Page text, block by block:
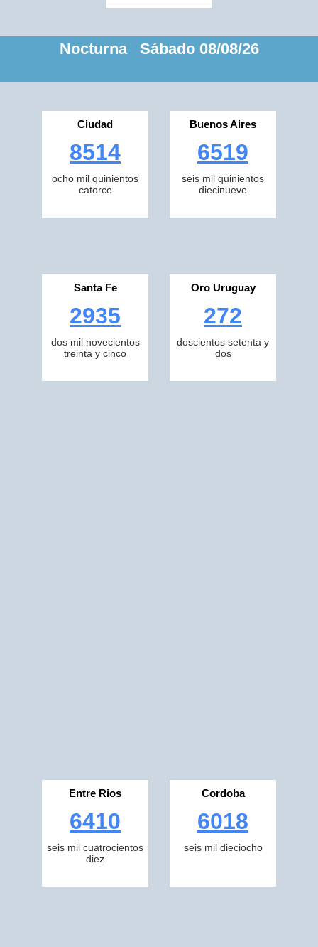
Nocturna Sábado 08/08/26
Ciudad
8514
ocho mil quinientos
catorce
Buenos Aires
6519
seis mil quinientos
diecinueve
Santa Fe
2935
dos mil novecientos
treinta y cinco
Oro Uruguay
272
doscientos setenta y
dos
Entre Rios
6410
seis mil cuatrocientos
diez
Cordoba
6018
seis mil dieciocho